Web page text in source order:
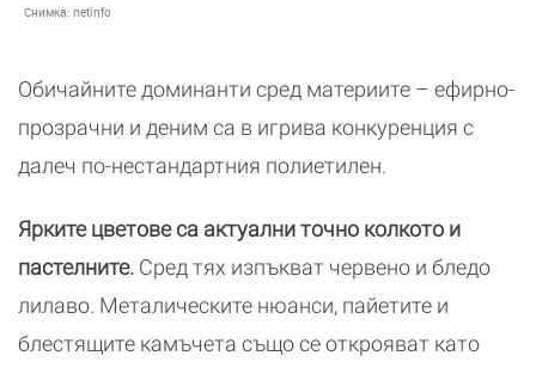
Снимка: netinfo
Обичайните доминанти сред материите – ефирно-
прозрачни и деним са в игрива конкуренция с
далеч по-нестандартния полиетилен.
Ярките цветове са актуални точно колкото и
пастелните. Сред тях изпъкват червено и бледо
лилаво. Металическите нюанси, пайетите и
блестящите камъчета също се открояват като